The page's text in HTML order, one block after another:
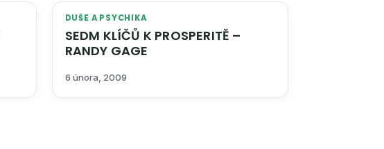
DUŠE A PSYCHIKA
SEDM KLÍČŮ K PROSPERITĚ –
RANDY GAGE
6 února, 2009